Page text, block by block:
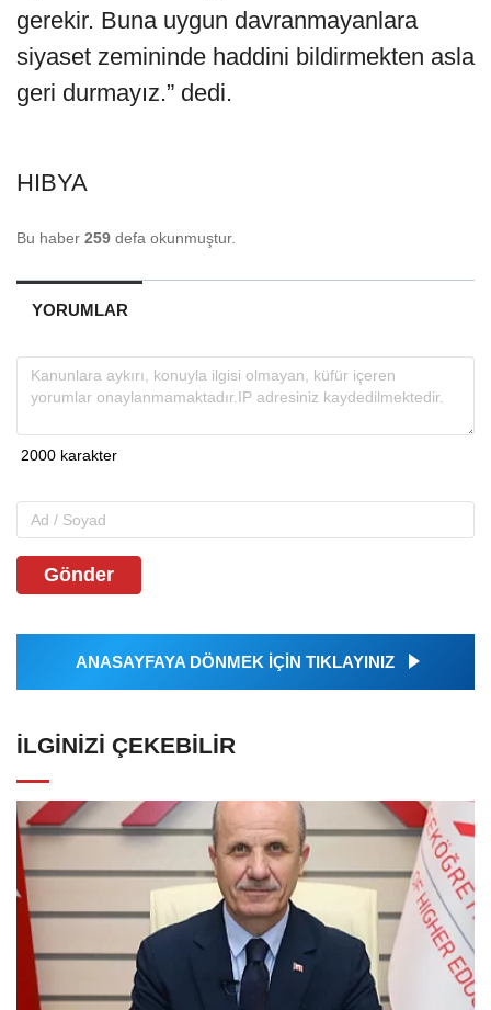
gerekir. Buna uygun davranmayanlara
siyaset zemininde haddini bildirmekten asla
geri durmayız.” dedi.
HIBYA
Bu haber 259 defa okunmuştur.
YORUMLAR
Gönder
ANASAYFAYA DÖNMEK İÇİN TIKLAYINIZ
İLGINIZI ÇEKEBILIR